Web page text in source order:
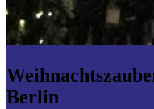
Berlin